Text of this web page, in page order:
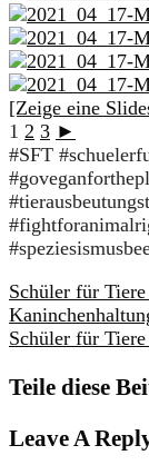
[Zeige eine
1 2 3 ►
#SFT
Schüler für
Schüler für
Teile diese
Leave A